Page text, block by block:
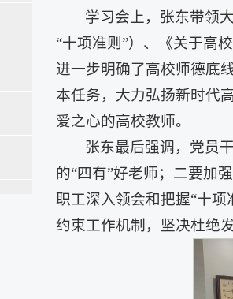
学习会上，张东带领
“十项准则”）、《关于高
进一步明确了高校师德底
本任务，大力弘扬新时代
爱之心的高校教师。
张东最后强调，党员
的“四有”好老师；二要加
职工深入领会和把握“十
约束工作机制，坚决杜绝